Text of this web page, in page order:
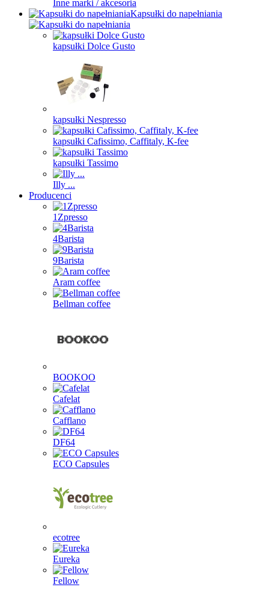
Inne marki / akcesoria
Kapsułki do napełniania
kapsułki Dolce Gusto
kapsułki Nespresso
kapsułki Cafissimo, Caffitaly, K-fee
kapsułki Tassimo
Illy ...
Producenci
1Zpresso
4Barista
9Barista
Aram coffee
Bellman coffee
BOOKOO
Cafelat
Cafflano
DF64
ECO Capsules
ecotree
Eureka
Fellow